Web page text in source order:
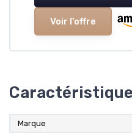
Voir l'offre
Marque